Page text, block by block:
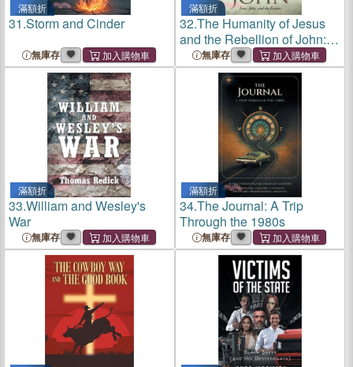
滿額折
31.Storm and Cinder
無庫存
滿額折
32.The Humanity of Jesus
and the Rebellion of John:
Jesus, John, and the
Essenes
無庫存
滿額折
33.William and Wesley's
War
無庫存
滿額折
34.The Journal: A Trip
Through the 1980s
無庫存